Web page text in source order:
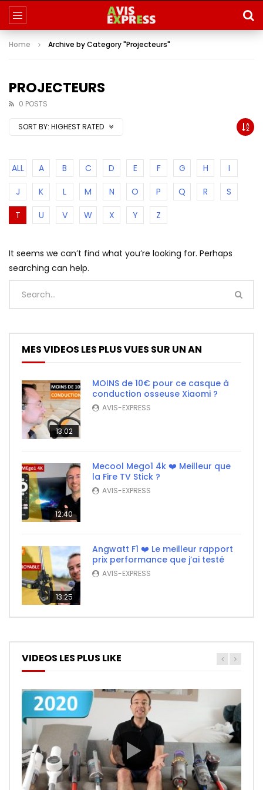
Home Archive by Category "Projecteurs"
PROJECTEURS
0 POSTS
SORT BY: HIGHEST RATED
ALL A B C D E F G H
I
J
K L M N O P Q R
S
T
U V W X Y Z
It seems we can’t find what you’re looking for. Perhaps
searching can help.
MES VIDEOS LES PLUS VUES SUR UN AN
13:02
MOINS de 10€ pour ce casque à
conduction osseuse Xiaomi ?
AVIS-EXPRESS
12:40
Mecool Mego1 4k ❤️ Meilleur que
la Fire TV Stick ?
AVIS-EXPRESS
13:25
Angwatt F1 ❤️ Le meilleur rapport
prix performance que j’ai testé
AVIS-EXPRESS
VIDEOS LES PLUS LIKE